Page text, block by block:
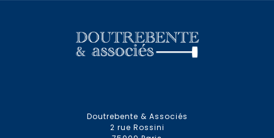
Doutrebente & Associés
2 rue Rossini